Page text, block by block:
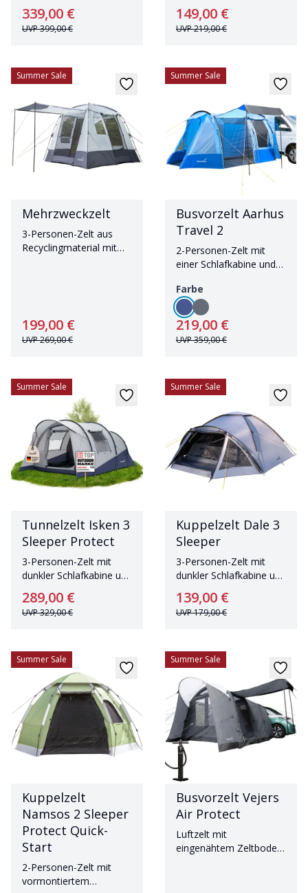
339,00 €
UVP399,00 €
149,00 €
UVP219,00 €
Summer Sale
Mehrzweckzelt
3-Personen-Zelt aus
Recyclingmaterial mit
199,00 €
UVP269,00 €
Summer Sale
Busvorzelt Aarhus
Travel 2
2-Personen-Zelt mit
einer Schlafkabine und
Farbe
219,00 €
UVP359,00 €
Summer Sale
Tunnelzelt Isken 3
Sleeper Protect
3-Personen-Zelt mit
dunkler Schlafkabine und
289,00 €
UVP329,00 €
Summer Sale
Kuppelzelt Dale 3
Sleeper
3-Personen-Zelt mit
dunkler Schlafkabine und
139,00 €
UVP179,00 €
Summer Sale
Kuppelzelt
Namsos 2 Sleeper
Protect Quick-
Start
2-Personen-Zelt mit
vormontiertem
Summer Sale
Busvorzelt Vejers
Air Protect
Luftzelt mit
eingenähtem Zeltboden